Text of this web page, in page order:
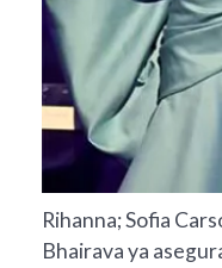
Rihanna; Sofia
Bhairava ya